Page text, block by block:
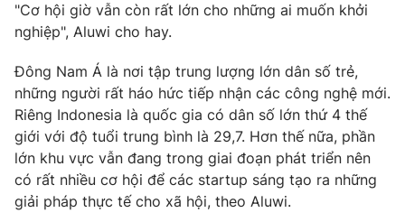
Theo dõi báo trên
Cơ quan chủ quản:Đài Truyền hình Việt Nam
Cơ quan báo chí: Thời báo VTV
Giấy phép hoạt động báo in và báo điện tử số 483/GP-BTTTT
"Cơ hội giờ vẫn còn rất lớn cho những ai muốn khởi
nghiệp", Aluwi cho hay.
Đông Nam Á là nơi tập trung lượng lớn dân số trẻ,
những người rất háo hức tiếp nhận các công nghệ mới.
Riêng Indonesia là quốc gia có dân số lớn thứ 4 thế
giới với độ tuổi trung bình là 29,7. Hơn thế nữa, phần
lớn khu vực vẫn đang trong giai đoạn phát triển nên
có rất nhiều cơ hội để các startup sáng tạo ra những
giải pháp thực tế cho xã hội, theo Aluwi.